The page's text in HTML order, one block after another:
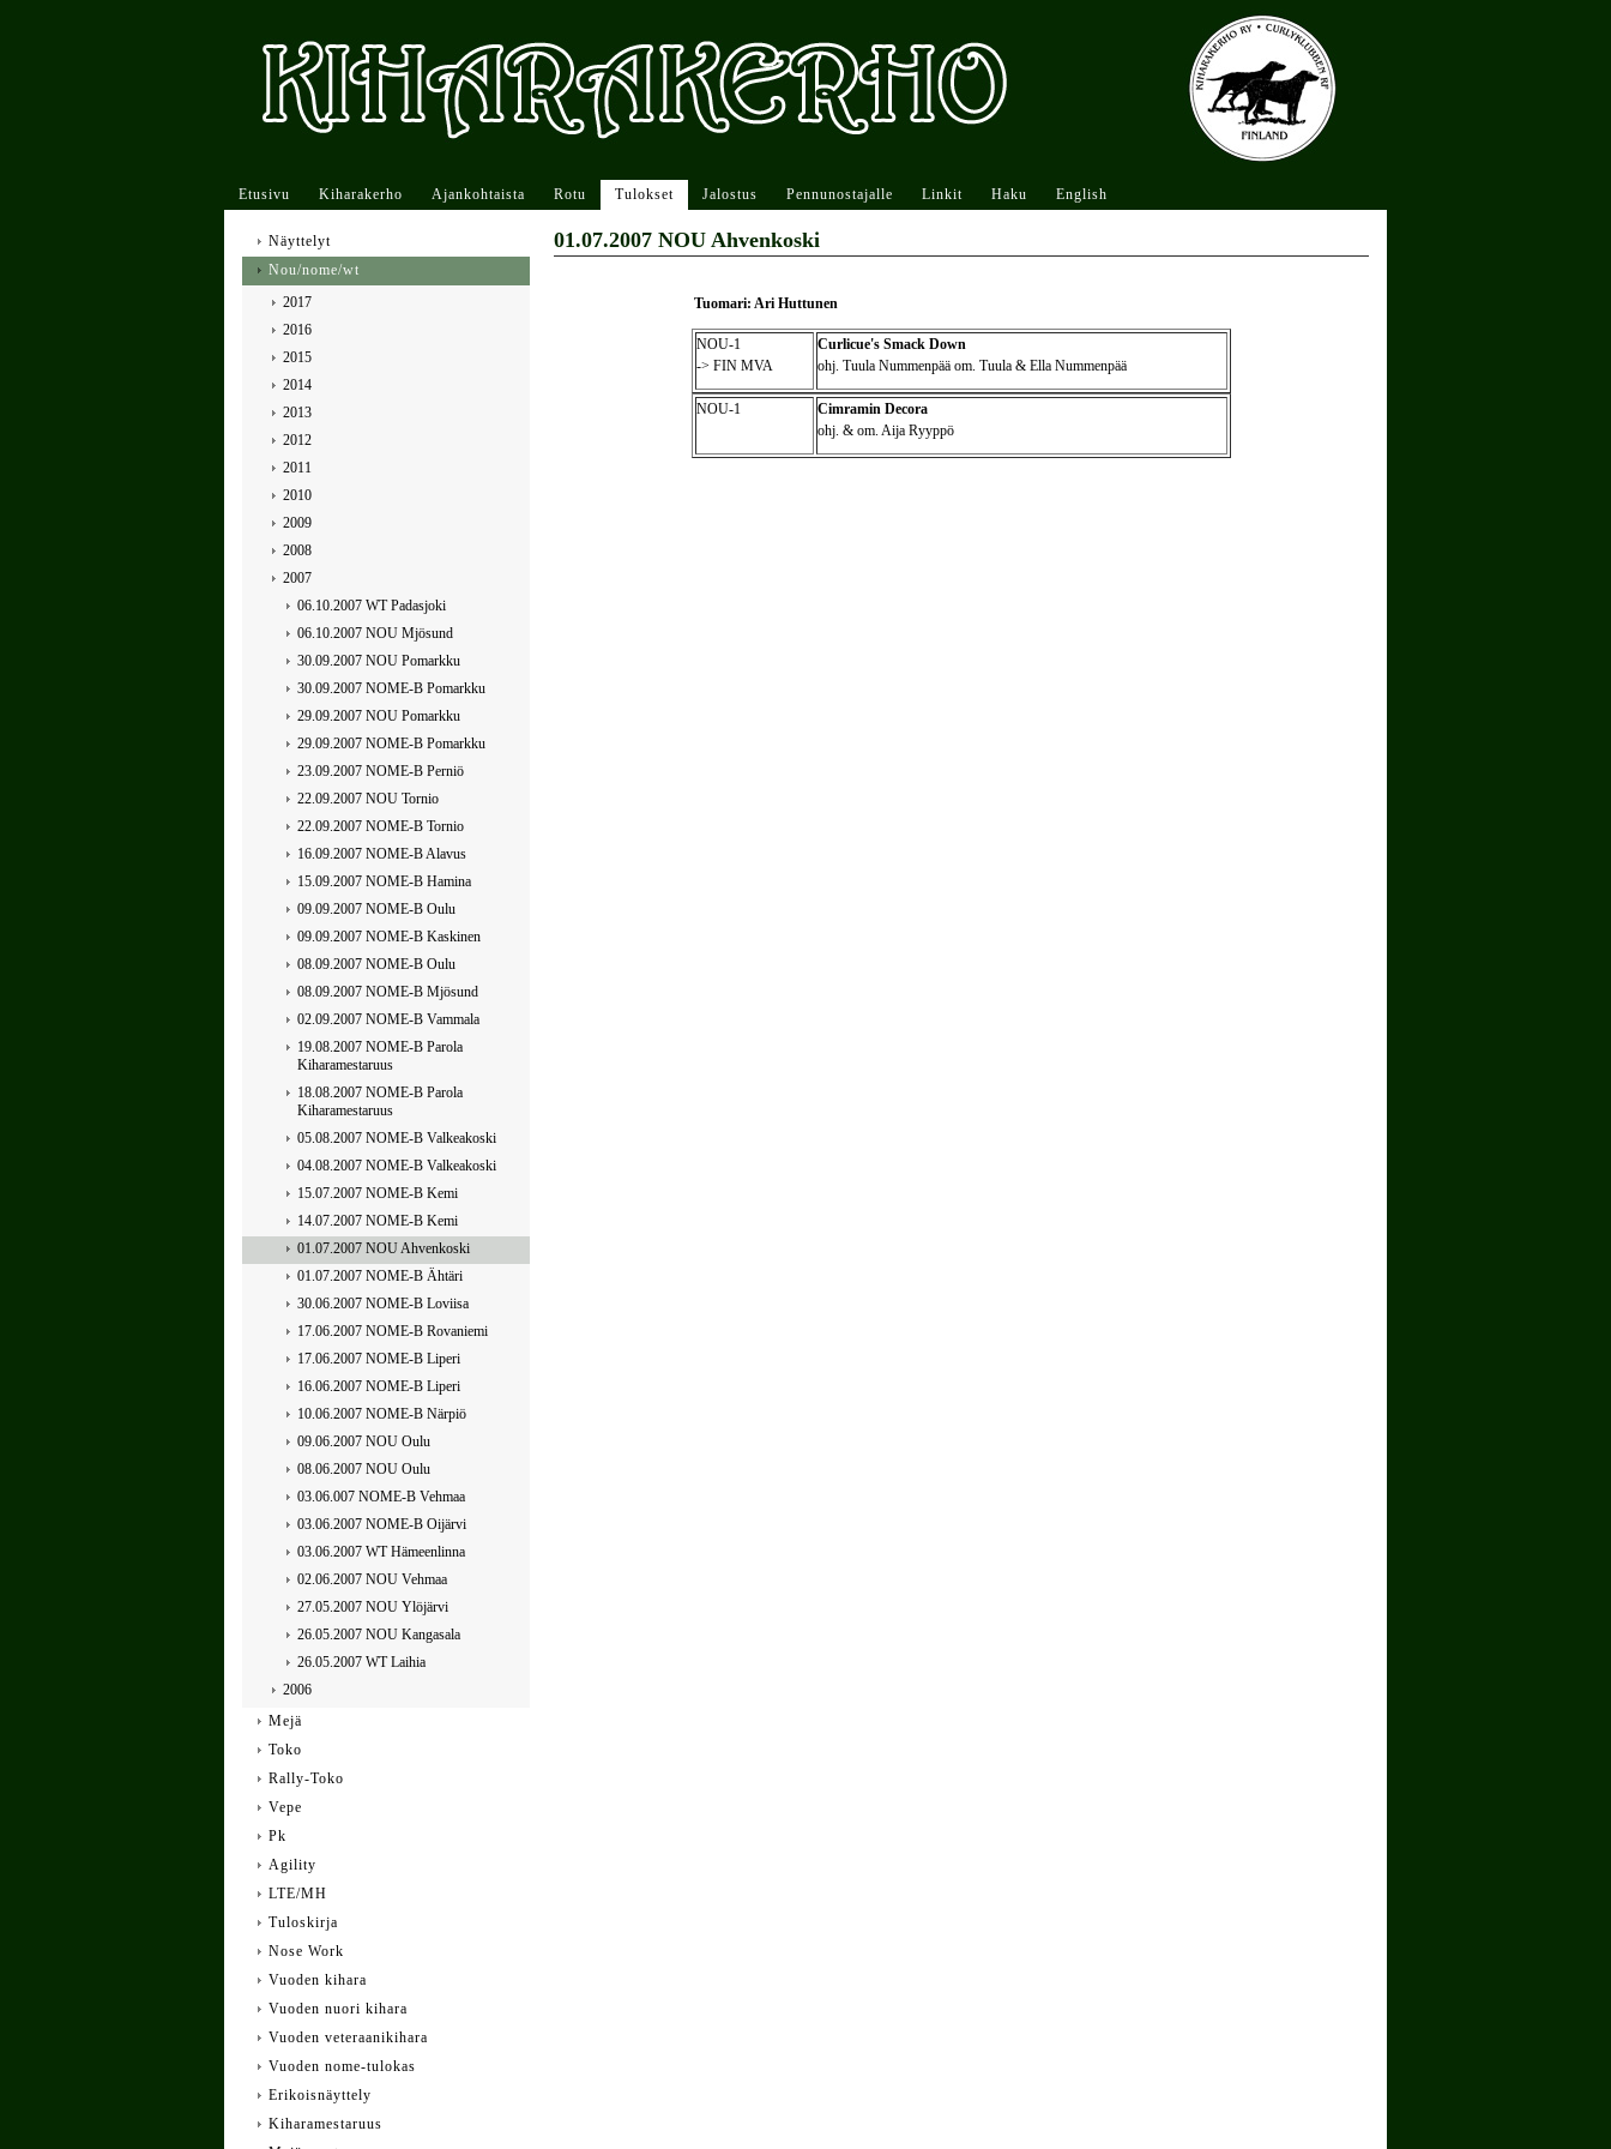
Etusivu Kiharakerho Ajankohtaista Rotu Tulokset Jalostus Pennunostajalle Linkit Haku English
01.07.2007 NOU Ahvenkoski
Tuomari: Ari Huttunen
NOU-1
-> FIN MVA
Curlicue's Smack Down
ohj. Tuula Nummenpää om. Tuula & Ella Nummenpää
NOU-1
Cimramin Decora
ohj. & om. Aija Ryyppö
Näyttelyt
Nou/nome/wt
2017
2016
2015
2014
2013
2012
2011
2010
2009
2008
2007
06.10.2007 WT Padasjoki
06.10.2007 NOU Mjösund
30.09.2007 NOU Pomarkku
30.09.2007 NOME-B Pomarkku
29.09.2007 NOU Pomarkku
29.09.2007 NOME-B Pomarkku
23.09.2007 NOME-B Perniö
22.09.2007 NOU Tornio
22.09.2007 NOME-B Tornio
16.09.2007 NOME-B Alavus
15.09.2007 NOME-B Hamina
09.09.2007 NOME-B Oulu
09.09.2007 NOME-B Kaskinen
08.09.2007 NOME-B Oulu
08.09.2007 NOME-B Mjösund
02.09.2007 NOME-B Vammala
19.08.2007 NOME-B Parola
Kiharamestaruus
18.08.2007 NOME-B Parola
Kiharamestaruus
05.08.2007 NOME-B Valkeakoski
04.08.2007 NOME-B Valkeakoski
15.07.2007 NOME-B Kemi
14.07.2007 NOME-B Kemi
01.07.2007 NOU Ahvenkoski
01.07.2007 NOME-B Ähtäri
30.06.2007 NOME-B Loviisa
17.06.2007 NOME-B Rovaniemi
17.06.2007 NOME-B Liperi
16.06.2007 NOME-B Liperi
10.06.2007 NOME-B Närpiö
09.06.2007 NOU Oulu
08.06.2007 NOU Oulu
03.06.007 NOME-B Vehmaa
03.06.2007 NOME-B Oijärvi
03.06.2007 WT Hämeenlinna
02.06.2007 NOU Vehmaa
27.05.2007 NOU Ylöjärvi
26.05.2007 NOU Kangasala
26.05.2007 WT Laihia
2006
Mejä
Toko
Rally-Toko
Vepe
Pk
Agility
LTE/MH
Tuloskirja
Nose Work
Vuoden kihara
Vuoden nuori kihara
Vuoden veteraanikihara
Vuoden nome-tulokas
Erikoisnäyttely
Kiharamestaruus